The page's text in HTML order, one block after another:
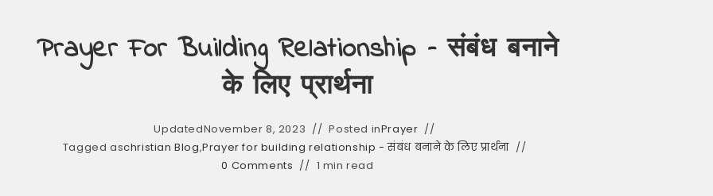
Prayer For Building Relationship – संबंध बनाने
के लिए प्रार्थना
UpdatedNovember 8, 2023 Posted inPrayer
Tagged aschristian Blog,Prayer for building relationship - संबंध बनाने के लिए प्रार्थना
0 Comments
1 min read